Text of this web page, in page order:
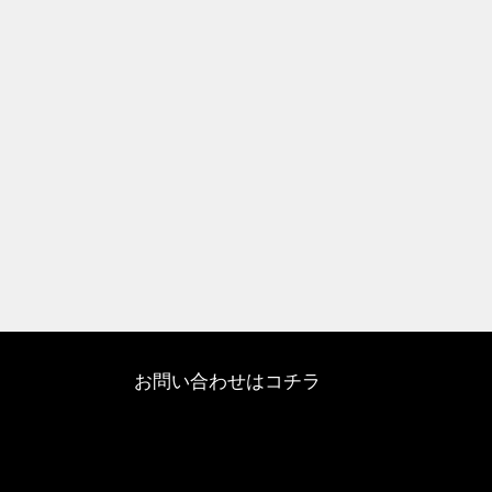
お問い合わせはコチラ